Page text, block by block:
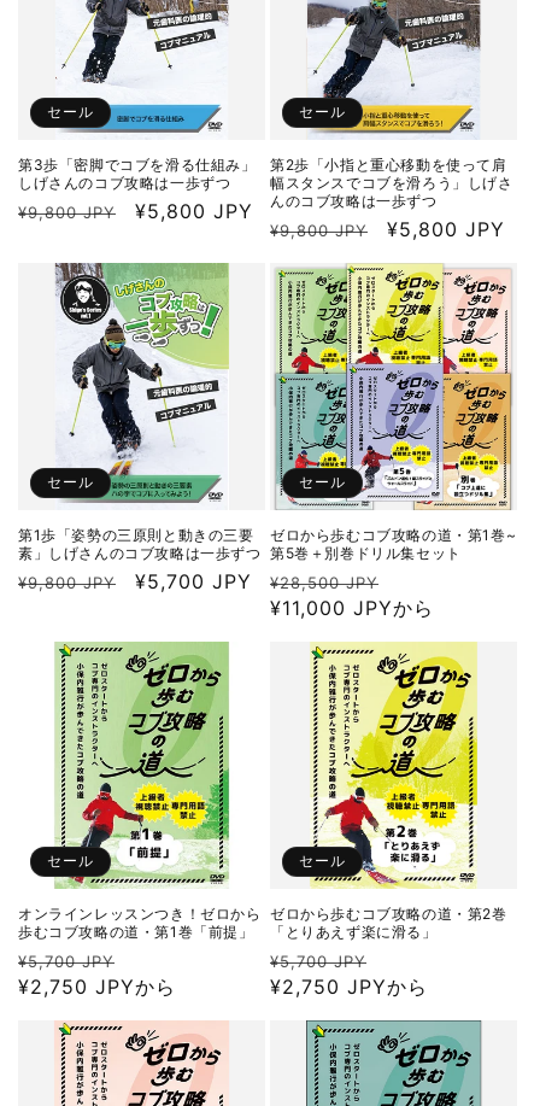
セール
第3歩「密脚でコブを滑る仕組み」
しげさんのコブ攻略は一歩ずつ
通
¥9,800 JPY
セ
ル
価
格
¥5,800 JPY
セール
第2歩「小指と重心移動を使って肩
幅スタンスでコブを滑ろう」しげさ
んのコブ攻略は一歩ずつ
通
価
格
¥9,800 JPY
セ
ル
価
格
¥5,800 JPY
セール
第1歩「姿勢の三原則と動きの三要
素」しげさんのコブ攻略は一歩ずつ
通
¥9,800 JPY
セ
価
格
¥5,700 JPY
セール
ゼロから歩むコブ攻略の道・第1巻~
第5巻＋別巻ドリル集セット
通
常
¥28,500 JPY
ー
価
格
¥11,000 JPYから
セール
オンラインレッスンつき！ゼロから
歩むコブ攻略の道・第1巻「前提」
通
常
¥5,700 JPY
ー
価
格
¥2,750 JPYから
セール
ゼロから歩むコブ攻略の道・第2巻
「とりあえず楽に滑る」
通
常
¥5,700 JPY
ー
価
格
¥2,750 JPYから